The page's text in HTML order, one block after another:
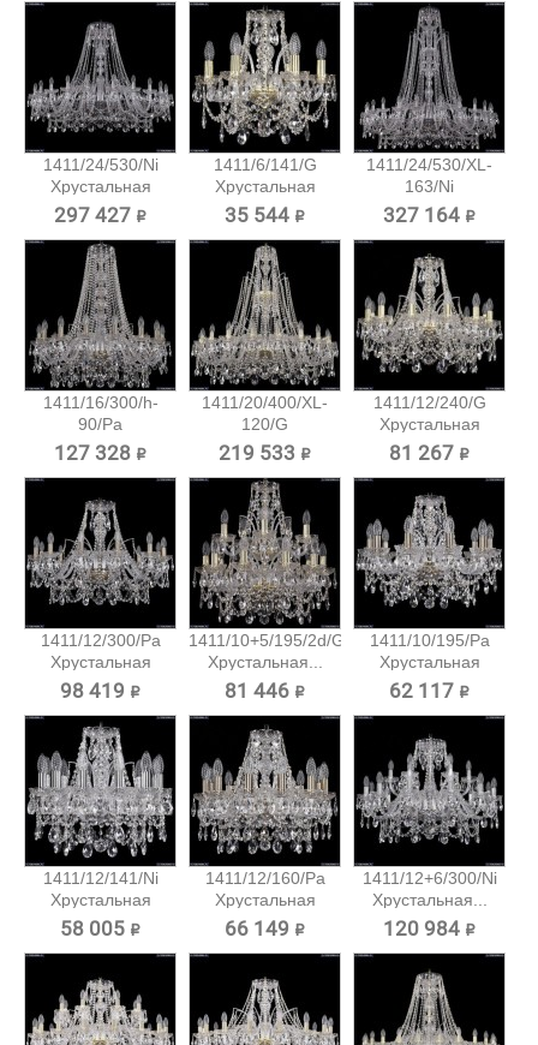
1411/24/530/Ni
Хрустальная
подвесная...
297 427 ₽
1411/6/141/G
Хрустальная
подвесная...
35 544 ₽
1411/24/530/XL-
163/Ni
Хрустальная...
327 164 ₽
1411/16/300/h-
90/Pa
Хрустальная...
127 328 ₽
1411/20/400/XL-
120/G
Хрустальная...
219 533 ₽
1411/12/240/G
Хрустальная
подвесная...
81 267 ₽
1411/12/300/Pa
Хрустальная
подвесная...
98 419 ₽
1411/10+5/195/2d/G
Хрустальная...
81 446 ₽
1411/10/195/Pa
Хрустальная
подвесная...
62 117 ₽
1411/12/141/Ni
Хрустальная
подвесная...
58 005 ₽
1411/12/160/Pa
Хрустальная
подвесная...
66 149 ₽
1411/12+6/300/Ni
Хрустальная...
120 984 ₽